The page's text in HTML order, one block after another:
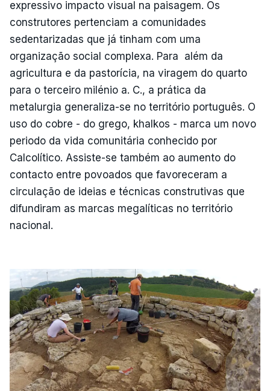
expressivo impacto visual na paisagem. Os
construtores pertenciam a comunidades
sedentarizadas que já tinham com uma
organização social complexa. Para além da
agricultura e da pastorícia, na viragem do quarto
para o terceiro milénio a. C., a prática da
metalurgia generaliza-se no território português. O
uso do cobre - do grego, khalkos - marca um novo
periodo da vida comunitária conhecido por
Calcolítico. Assiste-se também ao aumento do
contacto entre povoados que favoreceram a
circulação de ideias e técnicas construtivas que
difundiram as marcas megalíticas no território
nacional.